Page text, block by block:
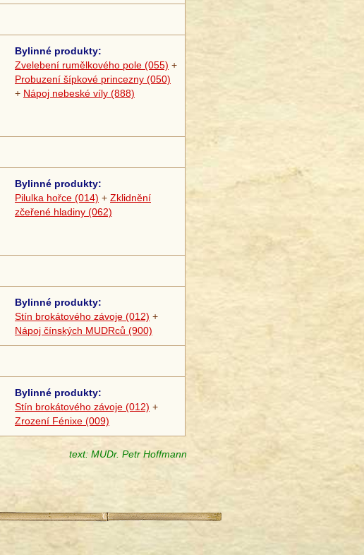
Bylinné produkty:
Zvelebení rumělkového pole (055) +
Probuzení šípkové princezny (050)
+ Nápoj nebeské víly (888)
Bylinné produkty:
Pilulka hořce (014) + Zklidnění
zčeřené hladiny (062)
Bylinné produkty:
Stín brokátového závoje (012) +
Nápoj čínských MUDRců (900)
Bylinné produkty:
Stín brokátového závoje (012) +
Zrození Fénixe (009)
text: MUDr. Petr Hoffmann